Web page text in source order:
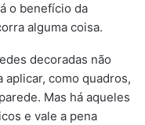
o benefício da
alguma coisa.
decoradas não
aplicar, como quadros,
Mas há aqueles
e vale a pena